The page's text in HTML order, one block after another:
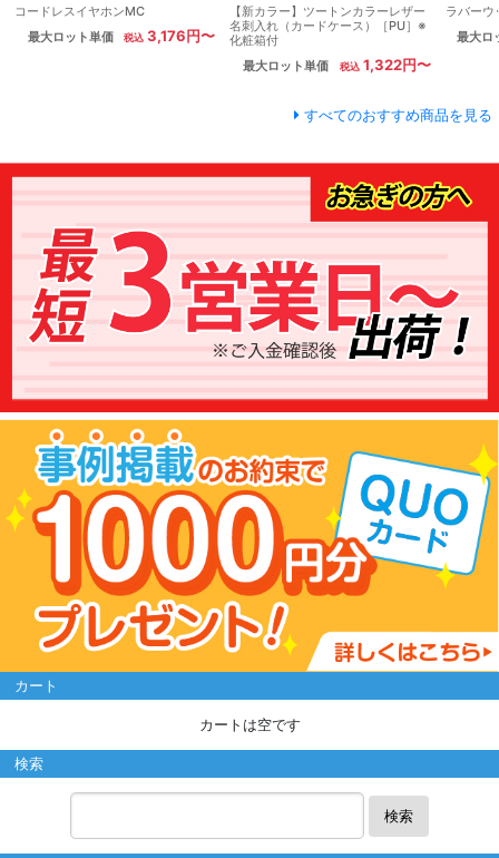
コードレスイヤホンMC
最大ロット単価
3,176円〜
【新カラー】ツートンカラーレザー
名刺入れ（カードケース）［PU］※
化粧箱付
最大ロット単価
1,322円〜
ラバーウ
最大ロ
すべてのおすすめ商品を見る
カート
カートは空です
検索
検索